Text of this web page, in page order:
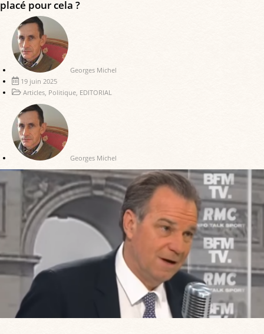
placé pour cela ?
Georges Michel
19 juin 2025
Articles, Politique, EDITORIAL
Georges Michel